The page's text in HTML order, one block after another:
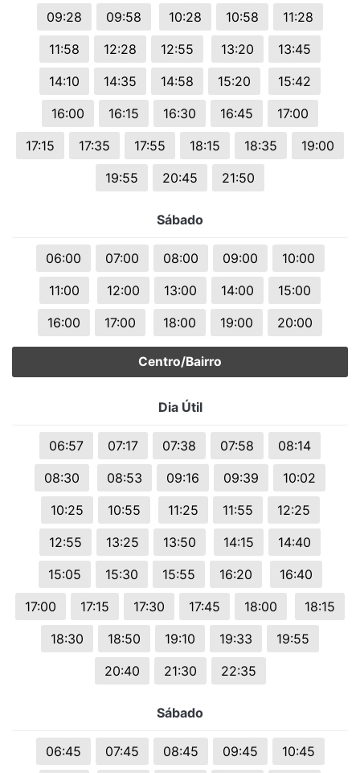
09:28
09:58 10:28 10:58
11:28
11:58
12:28 12:55 13:20
13:45
14:10
14:35 14:58 15:20
15:42
16:00
16:15 16:30 16:45
17:00
17:15
17:35 17:55 18:15 18:35
19:00
19:55
20:45 21:50
Sábado
06:00 07:00 08:00 09:00
10:00
11:00
12:00 13:00 14:00
15:00
16:00
17:00 18:00 19:00 20:00
Centro/Bairro
Dia Útil
06:57 07:17 07:38 07:58
08:14
08:30
08:53 09:16 09:39
10:02
10:25
10:55 11:25 11:55
12:25
12:55
13:25 13:50 14:15
14:40
15:05
15:30 15:55 16:20
16:40
17:00
17:15 17:30 17:45 18:00
18:15
18:30
18:50 19:10 19:33
19:55
20:40
21:30 22:35
Sábado
06:45 07:45 08:45 09:45
10:45